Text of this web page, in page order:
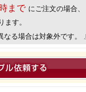
まで にご注文の場合、
ます。
る場合は対象外です。